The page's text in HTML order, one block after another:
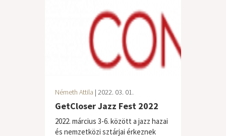
Németh Attila | 2022. 03. 01.
GetCloser Jazz Fest 2022
2022. március 3-6. között a jazz hazai
és nemzetközi sztárjai érkeznek